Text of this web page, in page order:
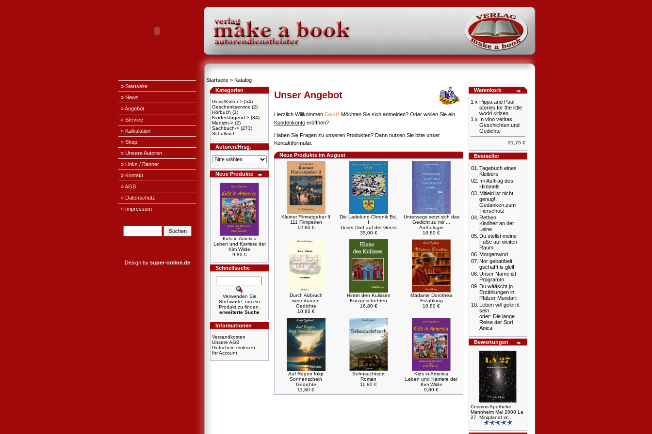
» Startseite
» News
» Angebot
» Service
» Kalkulation
» Shop
» Unsere Autoren
» Links / Banner
» Kontakt
» AGB
» Datenschutz
» Impressum
Design by super-online.de
Startseite » Katalog
Kategorien
Geist/Kultur-> (54)
Geschenkservice (2)
Hörbuch (1)
Kinder/Jugend-> (34)
Medizin-> (2)
Sachbuch-> (273)
Schulbuch
Autoren/Hrsg.
Neue Produkte
Kids in America
Leben und Karriere der
Kim Wilde
9,80 €
Schnellsuche
Verwenden Sie
Stichworte, um ein
Produkt zu finden.
erweiterte Suche
Informationen
Versandkosten
Unsere AGB
Gutschein einlösen
Ihr Account
Unser Angebot
Herzlich Willkommen Gast! Möchten Sie sich anmelden? Oder wollen Sie ein
Kundenkonto eröffnen?
Haben Sie Fragen zu unseren Produkten? Dann nutzen Sie bitte unser
Kontaktformular.
Neue Produkte im August
Kleiner Filmratgeber II
111 Filmperlen
12,80 €
Die Ladelund-Chronik Bd.
I
Unser Dorf auf der Geest
35,00 €
Unterwegs setzt sich das
Gedicht zu mir ...
Anthologie
10,80 €
Durch Abbruch
weiterbauen
Gedichte
10,80 €
Hinter den Kulissen
Kurzgeschichten
16,80 €
Madame Dorothea
Erzählung
10,80 €
Auf Regen folgt
Sonnenschein
Gedichte
11,80 €
Sehnsuchtsort
Roman
11,80 €
Kids in America
Leben und Karriere der
Kim Wilde
9,80 €
Warenkorb
1 x Pippa and Paul
stories for the little
world citizen
1 x In vino veritas
Geschichten und
Gedichte
31,75 €
Bestseller
01. Tagebuch eines
Kleibers
02. Im Auftrag des
Himmels
03. Mitleid ist nicht
genug!
Gedanken zum
Tierschutz
04. Rethen
Kindheit an der
Leine
05. Du stellst meine
Füße auf weiten
Raum
06. Morgenwind
07. Nor gebabbelt,
gschafft is glei!
08. Unser Name ist
Programm
09. Du wääscht jo
Erzählungen in
Pfälzer Mundart
10. Leben will gelernt
sein
oder: Die lange
Reise der Suri
Anica
Bewertungen
Cosmos Apotheke
Mannheim Mai 2008 La
27, Miniplanet im ..